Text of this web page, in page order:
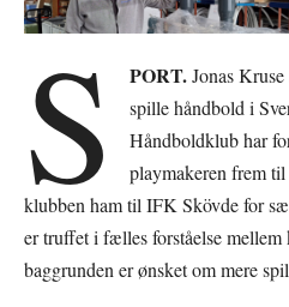
S PORT.Jonas
spille håndbold i
Håndboldklub har
playmakeren frem
klubben ham til IFK Skövde for
er truffet i fælles forståelse
baggrunden er ønsket om mere